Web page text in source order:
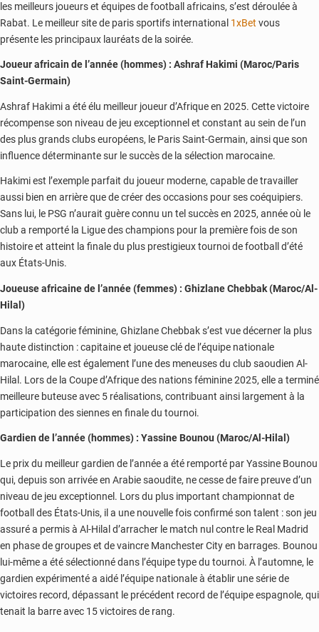
les meilleurs joueurs et équipes de football africains, s’est déroulée à
Rabat. Le meilleur site de paris sportifs international 1xBet vous
présente les principaux lauréats de la soirée.
Joueur africain de l’année (hommes) : Ashraf Hakimi (Maroc/Paris
Saint-Germain)
Ashraf Hakimi a été élu meilleur joueur d’Afrique en 2025. Cette victoire
récompense son niveau de jeu exceptionnel et constant au sein de l’un
des plus grands clubs européens, le Paris Saint-Germain, ainsi que son
influence déterminante sur le succès de la sélection marocaine.
Hakimi est l’exemple parfait du joueur moderne, capable de travailler
aussi bien en arrière que de créer des occasions pour ses coéquipiers.
Sans lui, le PSG n’aurait guère connu un tel succès en 2025, année où le
club a remporté la Ligue des champions pour la première fois de son
histoire et atteint la finale du plus prestigieux tournoi de football d’été
aux États-Unis.
Joueuse africaine de l’année (femmes) : Ghizlane Chebbak (Maroc/Al-
Hilal)
Dans la catégorie féminine, Ghizlane Chebbak s’est vue décerner la plus
haute distinction : capitaine et joueuse clé de l’équipe nationale
marocaine, elle est également l’une des meneuses du club saoudien Al-
Hilal. Lors de la Coupe d’Afrique des nations féminine 2025, elle a terminé
meilleure buteuse avec 5 réalisations, contribuant ainsi largement à la
participation des siennes en finale du tournoi.
Gardien de l’année (hommes) : Yassine Bounou (Maroc/Al-Hilal)
Le prix du meilleur gardien de l’année a été remporté par Yassine Bounou
qui, depuis son arrivée en Arabie saoudite, ne cesse de faire preuve d’un
niveau de jeu exceptionnel. Lors du plus important championnat de
football des États-Unis, il a une nouvelle fois confirmé son talent : son jeu
assuré a permis à Al-Hilal d’arracher le match nul contre le Real Madrid
en phase de groupes et de vaincre Manchester City en barrages. Bounou
lui-même a été sélectionné dans l’équipe type du tournoi. À l’automne, le
gardien expérimenté a aidé l’équipe nationale à établir une série de
victoires record, dépassant le précédent record de l’équipe espagnole, qui
tenait la barre avec 15 victoires de rang.